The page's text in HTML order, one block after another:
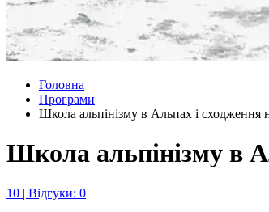
Головна
Програми
Школа альпінізму в Альпах і сходження
Школа альпінізму в
10 | Відгуки: 0